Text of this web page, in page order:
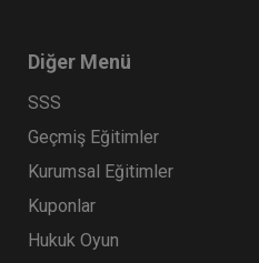
Diğer Menü
SSS
Geçmiş Eğitimler
Kurumsal Eğitimler
Kuponlar
Hukuk Oyun